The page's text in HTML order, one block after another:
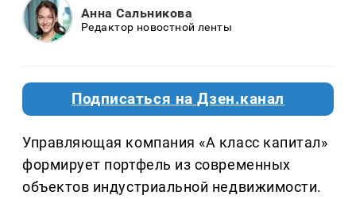
Анна Сальникова
Редактор новостной ленты
Подписаться на Дзен.канал
Управляющая компания «А класс капитал»
формирует портфель из современных
объектов индустриальной недвижимости.